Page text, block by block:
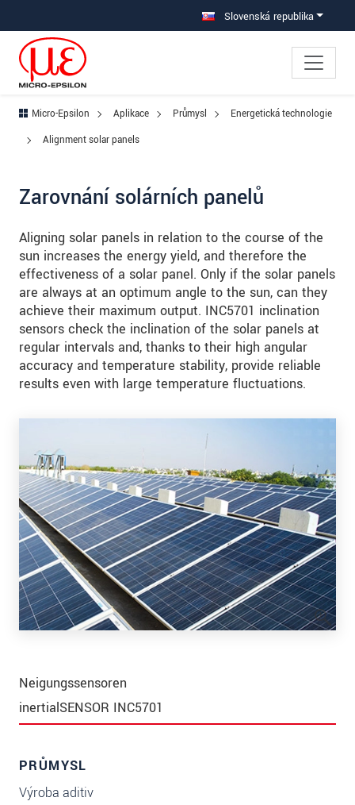
Prejdite priamo na hlavnú navigáciu Slovenská republika
Micro-Epsilon Aplikace Průmysl
Energetická technologie
Alignment solar panels
Zarovnání solárních panelů
Aligning solar panels in relation to the course of the
sun increases the energy yield, and therefore the
effectiveness of a solar panel. Only if the solar panels
are always at an optimum angle to the sun, can they
achieve their maximum output. INC5701 inclination
sensors check the inclination of the solar panels at
regular intervals and, thanks to their high angular
accuracy and temperature stability, provide reliable
results even with large temperature fluctuations.
Neigungssensoren
inertialSENSOR INC5701
PRŮMYSL
Výroba aditiv